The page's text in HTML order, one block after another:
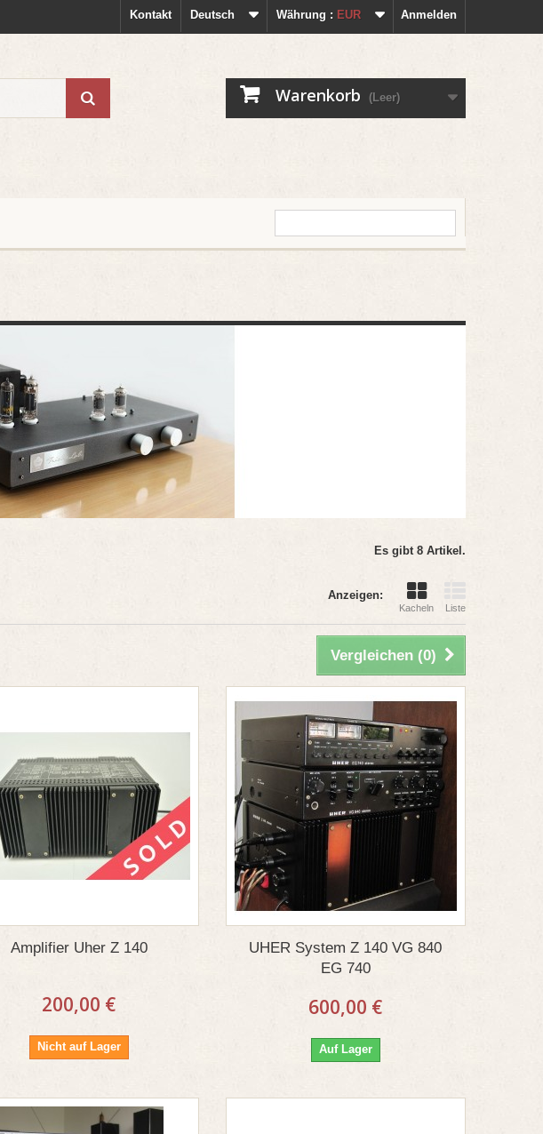
Anmelden
Währung : EUR
Deutsch
Kontakt
Warenkorb (Leer)
Es gibt 8 Artikel.
Anzeigen:
Kacheln Liste
Vergleichen (0)
Amplifier Uher Z 140
200,00 €
Nicht auf Lager
UHER System Z 140 VG 840
EG 740
600,00 €
Auf Lager